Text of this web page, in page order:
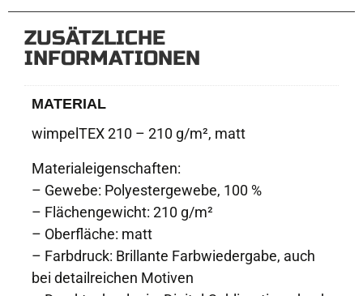
ZUSÄTZLICHE
INFORMATIONEN
MATERIAL
wimpelTEX 210 – 210 g/m², matt
Materialeigenschaften:
– Gewebe: Polyestergewebe, 100 %
– Flächengewicht: 210 g/m²
– Oberfläche: matt
– Farbdruck: Brillante Farbwiedergabe, auch
bei detailreichen Motiven